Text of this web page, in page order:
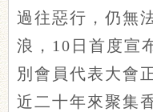
過往惡行，仍無
浪，10日首度宣
別會員代表大會
近二十年來聚集